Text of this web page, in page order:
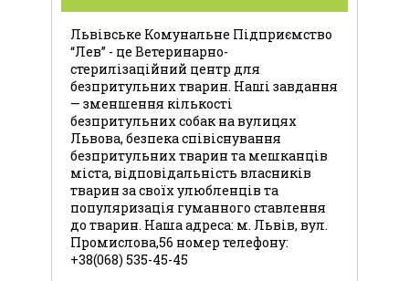
Львівське Комунальне Підприємство
“Лев” - це Ветеринарно-
стерилізаційний центр для
безпритульних тварин. Наші завдання
— зменшення кількості
безпритульних собак на вулицях
Львова, безпека співіснування
безпритульних тварин та мешканців
міста, відповідальність власників
тварин за своїх улюбленців та
популяризація гуманного ставлення
до тварин. Наша адреса: м. Львів, вул.
Промислова,56 номер телефону:
+38(068) 535-45-45